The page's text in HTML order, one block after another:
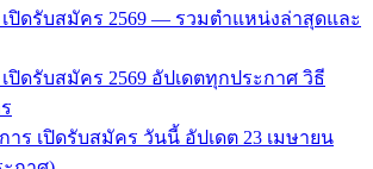
ปิดรับสมัคร 2569 — รวมตำแหน่งล่าสุดและ
ปิดรับสมัคร 2569 อัปเดตทุกประกาศ วิธี
าร เปิดรับสมัคร วันนี้ อัปเดต 23 เมษายน